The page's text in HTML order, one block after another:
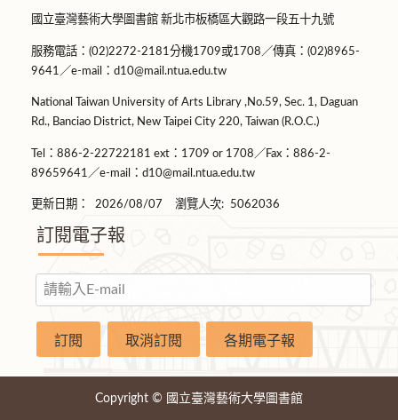
國立臺灣藝術大學圖書館 新北市板橋區大觀路一段五十九號
服務電話：(02)2272-2181分機1709或1708／傳真：(02)8965-
9641／e-mail：d10@mail.ntua.edu.tw
National Taiwan University of Arts Library ,No.59, Sec. 1, Daguan
Rd., Banciao District, New Taipei City 220, Taiwan (R.O.C.)
Tel：886-2-22722181 ext：1709 or 1708／Fax：886-2-
89659641／e-mail：d10@mail.ntua.edu.tw
更新日期： 2026/08/07 瀏覽人次: 5062036
訂閱電子報
Copyright © 國立臺灣藝術大學圖書館